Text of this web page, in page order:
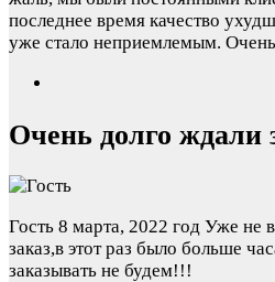
последнее время качество
уже стало неприемлемым.
Очень долго ждали
Гость 8 марта, 2022 год Уже не
заказ,в этот раз было больше
заказывать не будем!!!